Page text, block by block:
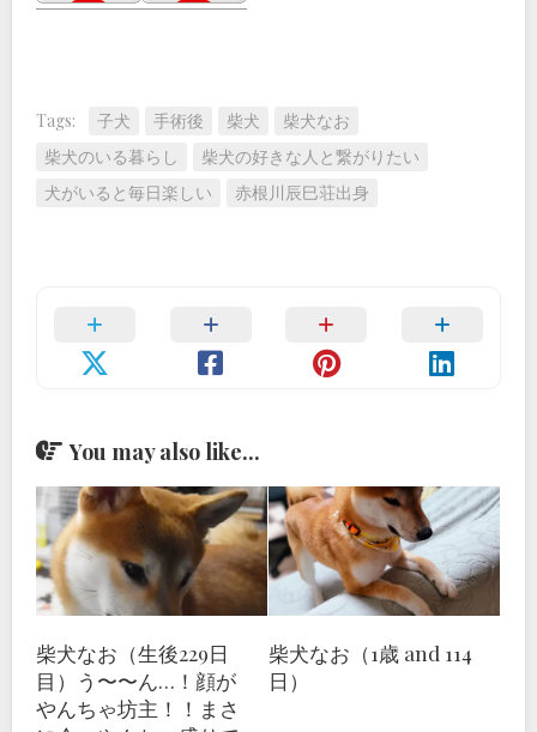
Tags: 子犬 手術後 柴犬
柴犬なお
柴犬のいる暮らし
柴犬の好きな人と繋がりたい
犬がいると毎日楽しい
赤根川辰巳荘出身
You may also like...
柴犬なお（生後229日
目）う〜〜ん…！顔が
やんちゃ坊主！！まさ
柴犬なお（1歳 and 114
日）